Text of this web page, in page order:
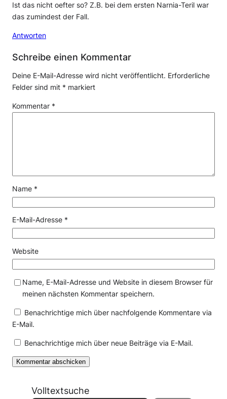
Ist das nicht oefter so? Z.B. bei dem ersten Narnia-Teril war
das zumindest der Fall.
Antworten
Schreibe einen Kommentar
Deine E-Mail-Adresse wird nicht veröffentlicht. Erforderliche
Felder sind mit * markiert
Kommentar *
Name *
E-Mail-Adresse *
Website
Name, E-Mail-Adresse und Website in diesem Browser für
meinen nächsten Kommentar speichern.
Benachrichtige mich über nachfolgende Kommentare via
E-Mail.
Benachrichtige mich über neue Beiträge via E-Mail.
Volltextsuche